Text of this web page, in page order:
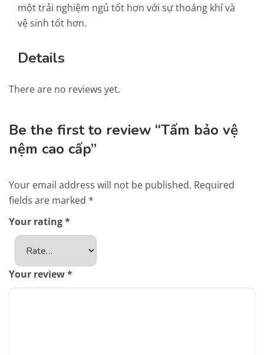
một trải nghiệm ngủ tốt hơn với sự thoáng khí và
vệ sinh tốt hơn.
Details
There are no reviews yet.
Be the first to review “Tấm bảo vệ
nệm cao cấp”
Your email address will not be published. Required
fields are marked *
Your rating*
Your review*